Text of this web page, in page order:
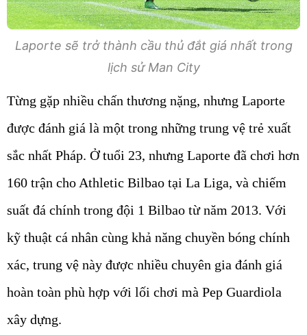
Laporte sẽ trở thành cầu thủ đắt giá nhất trong
lịch sử Man City
Từng gặp nhiều chấn thương nặng, nhưng Laporte
được đánh giá là một trong những trung vệ trẻ xuất
sắc nhất Pháp. Ở tuổi 23, nhưng Laporte đã chơi hơn
160 trận cho Athletic Bilbao tại La Liga, và chiếm
suất đá chính trong đội 1 Bilbao từ năm 2013. Với
kỹ thuật cá nhân cùng khả năng chuyền bóng chính
xác, trung vệ này được nhiều chuyên gia đánh giá
hoàn toàn phù hợp với lối chơi mà Pep Guardiola
xây dựng.